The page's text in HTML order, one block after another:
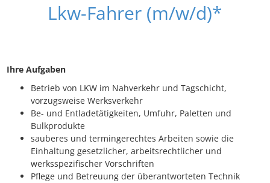
Lkw-Fahrer (m/w/d)*
Ihre Aufgaben
Betrieb von LKW im Nahverkehr und Tagschicht,
vorzugsweise Werksverkehr
Be- und Entladetätigkeiten, Umfuhr, Paletten und
Bulkprodukte
sauberes und termingerechtes Arbeiten sowie die
Einhaltung gesetzlicher, arbeitsrechtlicher und
werksspezifischer Vorschriften
Pflege und Betreuung der überantworteten Technik